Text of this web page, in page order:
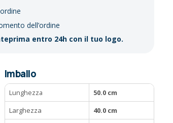
dell’ordine
entro 24h con il tuo logo.
Imballo
Lunghezza
50.0 cm
Larghezza
40.0 cm